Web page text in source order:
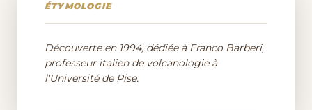
ÉTYMOLOGIE
Découverte en 1994, dédiée à Franco Barberi,
professeur italien de volcanologie à
l'Université de Pise.